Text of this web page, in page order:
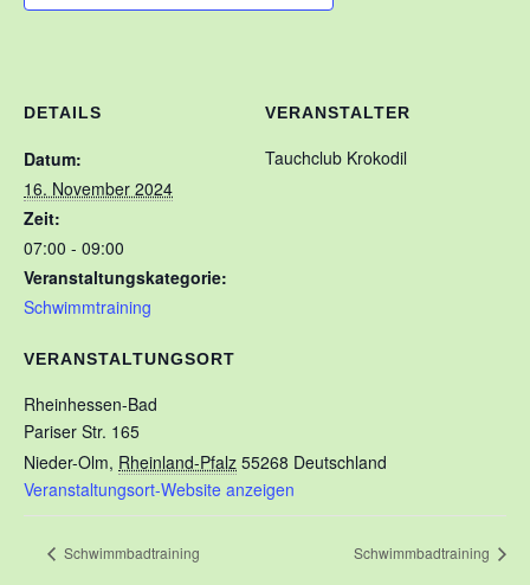
Ausbildungsstufen im VDST
Links
DETAILS
Datum:
16. November 2024
Zeit:
07:00 - 09:00
Veranstaltungskategorie:
Schwimmtraining
VERANSTALTUNGSORT
Rheinhessen-Bad
Pariser Str. 165
Nieder-Olm, Rheinland-Pfalz 55268 Deutschland
Veranstaltungsort-Website anzeigen
VERANSTALTER
Tauchclub Krokodil
Schwimmbadtraining Schwimmbadtraining